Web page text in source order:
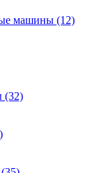
машины (12)
(32)